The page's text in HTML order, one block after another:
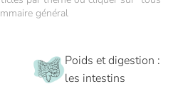
général
Poids et digestion :
les intestins